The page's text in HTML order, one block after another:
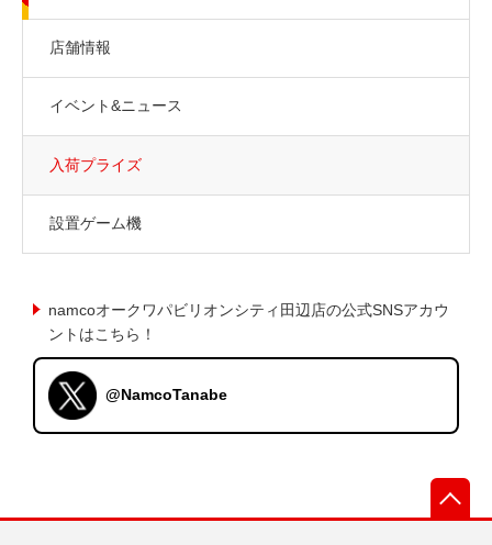
店舗情報
イベント&ニュース
入荷プライズ
設置ゲーム機
namcoオークワパビリオンシティ田辺店の公式SNSアカウ
ントはこちら！
@NamcoTanabe